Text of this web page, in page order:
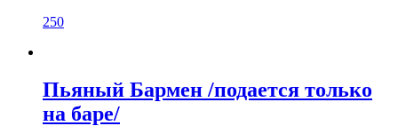
250
Пьяный Бармен /подается только
на баре/